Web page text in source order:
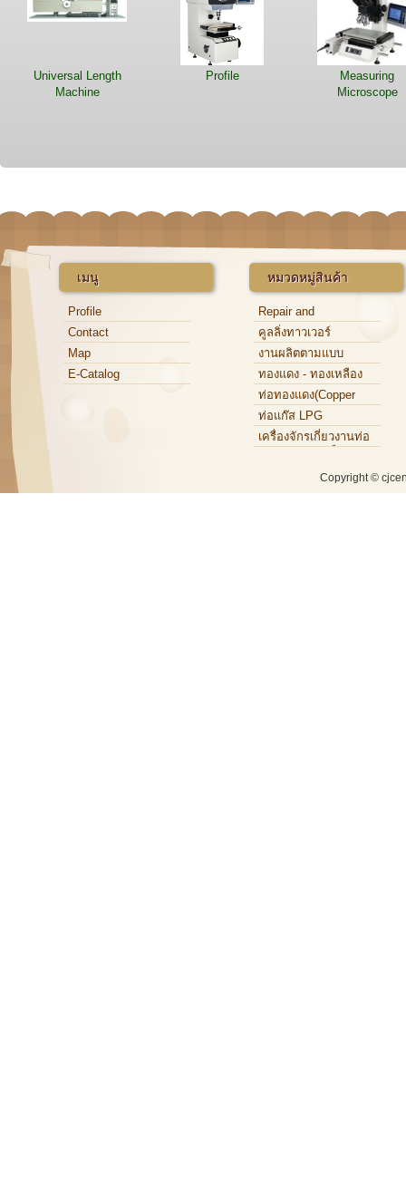
Universal Length
Machine
Profile
Measuring
Microscope
เมนู
Profile
Contact
Map
E-Catalog
หมวดหมู่สินค้า
Repair and
Maintenance
คูลลิ่งทาวเวอร์
งานผลิตตามแบบ
ทองแดง - ทองเหลือง
ท่อทองแดง(Copper
Tube)
ท่อแก๊ส LPG
เครื่องจักรเกี่ยวงานท่อ
Copyright ©